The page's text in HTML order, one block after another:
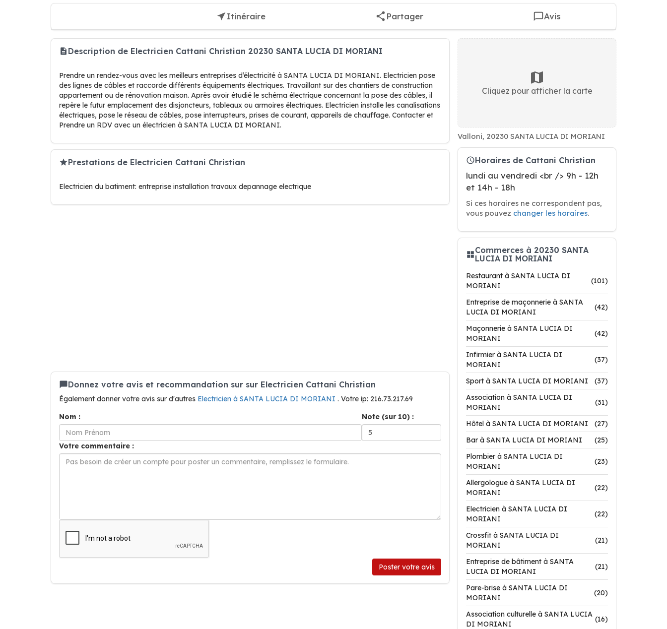
Itinéraire Partager Avis
Description de Electricien Cattani Christian 20230 SANTA LUCIA DI MORIANI
Prendre un rendez-vous avec les meilleurs entreprises d’électricité à SANTA LUCIA DI MORIANI. Electricien pose
des lignes de câbles et raccorde différents équipements électriques. Travaillant sur des chantiers de construction
appartement ou de rénovation maison. Après avoir étudié le schéma électrique concernant la pose des câbles, il
repère le futur emplacement des disjoncteurs, tableaux ou armoires électriques. Electricien installe les canalisations
électriques, pose le réseau de câbles, pose interrupteurs, prises de courant, appareils de chauffage. Contacter et
Prendre un RDV avec un électricien à SANTA LUCIA DI MORIANI.
Prestations de Electricien Cattani Christian
Electricien du batiment: entreprise installation travaux depannage electrique
Donnez votre avis et recommandation sur sur Electricien Cattani Christian
Également donner votre avis sur d'autres Electricien à SANTA LUCIA DI MORIANI . Votre ip: 216.73.217.69
Nom :
Note (sur 10) :
Votre commentaire :
Poster votre avis
Cliquez pour afficher la carte
Valloni, 20230 SANTA LUCIA DI MORIANI
Horaires de Cattani Christian
lundi au vendredi <br /> 9h - 12h
et 14h - 18h
Si ces horaires ne correspondent pas,
vous pouvez changer les horaires.
Commerces à 20230 SANTA
LUCIA DI MORIANI
Restaurant à SANTA LUCIA DI
MORIANI
(101)
Entreprise de maçonnerie à SANTA
LUCIA DI MORIANI
(42)
Maçonnerie à SANTA LUCIA DI
MORIANI
(42)
Infirmier à SANTA LUCIA DI
MORIANI
(37)
Sport à SANTA LUCIA DI MORIANI
(37)
Association à SANTA LUCIA DI
MORIANI
(31)
Hôtel à SANTA LUCIA DI MORIANI
(27)
Bar à SANTA LUCIA DI MORIANI
(25)
Plombier à SANTA LUCIA DI
MORIANI
(23)
Allergologue à SANTA LUCIA DI
MORIANI
(22)
Electricien à SANTA LUCIA DI
MORIANI
(22)
Crossfit à SANTA LUCIA DI
MORIANI
(21)
Entreprise de bâtiment à SANTA
LUCIA DI MORIANI
(21)
Pare-brise à SANTA LUCIA DI
MORIANI
(20)
Association culturelle à SANTA LUCIA
DI MORIANI
(16)